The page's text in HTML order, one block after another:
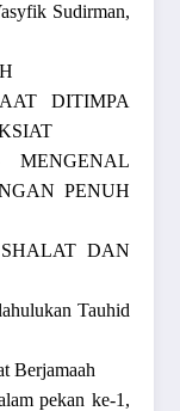
Sudirman,
DITIMPA
MENGENAL
PENUH
DAN
Tauhid
Berjamaah
pekan ke-1,